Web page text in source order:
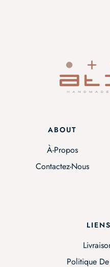
ABOUT
À-Propos
Contactez-Nous
Politique